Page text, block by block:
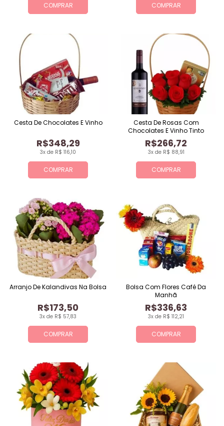
COMPRAR COMPRAR
COMPRAR
3x de R$ 116,10
R$348,29
Cesta De Chocolates E Vinho
COMPRAR
3x de R$ 88,91
R$266,72
Cesta De Rosas Com
Chocolates E Vinho Tinto
COMPRAR
3x de R$ 57,83
R$173,50
Arranjo De Kalandivas Na Bolsa
COMPRAR
3x de R$ 112,21
R$336,63
Bolsa Com Flores Café Da
Manhã